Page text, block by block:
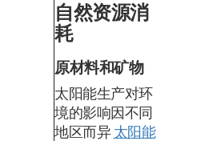
自然资源消
耗
原材料和矿物
太阳能生产对环
境的影响因不同
地区而异太阳能